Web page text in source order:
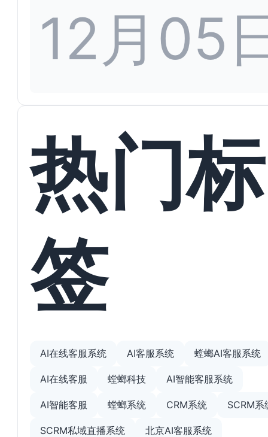
12月05
热门标
签
AI在线客服系统 AI客服系统 螳螂AI客服系统
AI在线客服 螳螂科技 AI智能客服系统
AI智能客服 螳螂系统 CRM系统 SCRM系
SCRM私域直播系统 北京AI客服系统